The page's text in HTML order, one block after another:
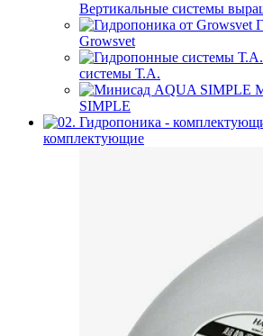
Вертикальные системы
Growsvet
системы Т.A.
SIMPLE
комплектующие